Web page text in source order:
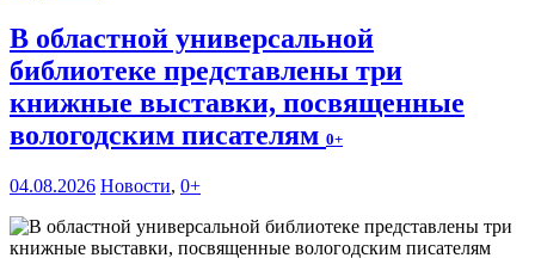
В областной универсальной
библиотеке представлены три
книжные выставки, посвященные
вологодским писателям 0+
04.08.2026 Новости, 0+